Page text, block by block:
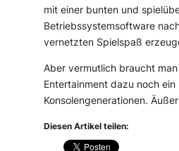
mit einer bunten und
Betriebssystemsoftware
vernetzten Spielspaß
Aber vermutlich braucht
Entertainment dazu noch
Konsolengenerationen.
Diesen Artikel teilen: